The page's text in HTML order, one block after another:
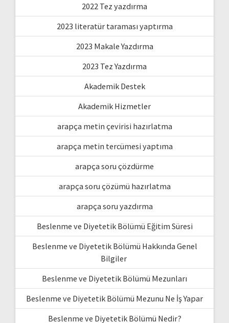
2022 Tez yazdırma
2023 literatür taraması yaptırma
2023 Makale Yazdırma
2023 Tez Yazdırma
Akademik Destek
Akademik Hizmetler
arapça metin çevirisi hazırlatma
arapça metin tercümesi yaptıma
arapça soru çözdürme
arapça soru çözümü hazırlatma
arapça soru yazdırma
Beslenme ve Diyetetik Bölümü Eğitim Süresi
Beslenme ve Diyetetik Bölümü Hakkında Genel
Bilgiler
Beslenme ve Diyetetik Bölümü Mezunları
Beslenme ve Diyetetik Bölümü Mezunu Ne İş Yapar
Beslenme ve Diyetetik Bölümü Nedir?